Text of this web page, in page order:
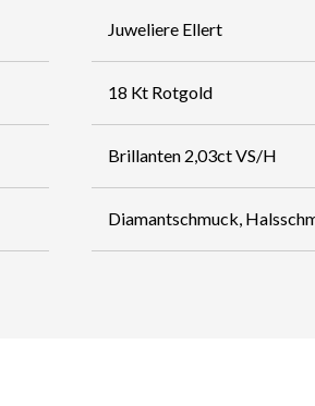
Juweliere Ellert
18 Kt Rotgold
Brillanten 2,03ct VS/H
Diamantschmuck,